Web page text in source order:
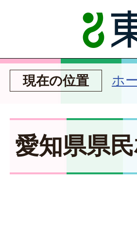
現在の位置 ホ
愛知県県